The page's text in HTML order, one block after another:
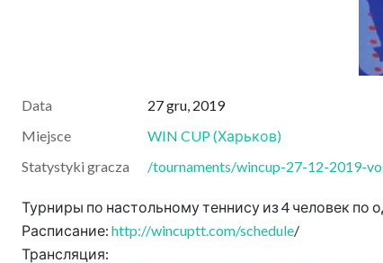
Data
27 gru, 2019
Miejsce
WIN CUP(Харьков)
Statystyki gracza
/tournaments/wincup-27-12-2019-
Турниры по настольному теннису из 4 человек по
Расписание: http://wincuptt.com/schedule/
Трансляция: